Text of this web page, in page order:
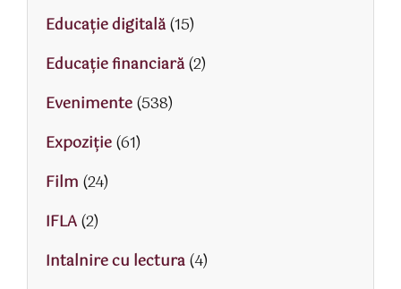
Educaţie digitală(15)
Educaţie financiară(2)
Evenimente(538)
Expoziție(61)
Film (24)
IFLA(2)
Intalnire cu lectura(4)